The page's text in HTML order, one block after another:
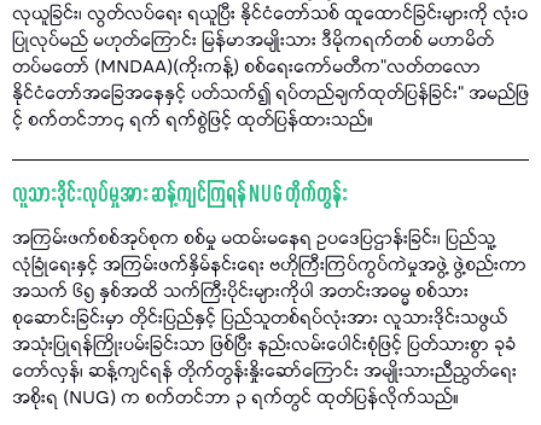
လုယူခြင်း၊ လွတ်လပ်ရေး ရယူပြီး နိုင်ငံတော်သစ် ထူထောင်ခြင်းများကို လုံးဝ
ပြုလုပ်မည် မဟုတ်ကြောင်း မြန်မာအမျိုးသား ဒီမိုကရက်တစ် မဟာမိတ်
တပ်မတော် (MNDAA)(ကိုးကန့်) စစ်ရေးကော်မတီက"လတ်တလော
နိုင်ငံတော်အခြေအနေနှင့် ပတ်သက်၍ ရပ်တည်ချက်ထုတ်ပြန်ခြင်း" အမည်ဖြ
င့် စက်တင်ဘာ၄ ရက် ရက်စွဲဖြင့် ထုတ်ပြန်ထားသည်။
လူသားဒိုင်းလုပ်မှုအား ဆန့်ကျင်ကြရန် NUG တိုက်တွန်း
အကြမ်းဖက်စစ်အုပ်စုက စစ်မှု မထမ်းမနေရ ဥပဒေပြဌာန်းခြင်း၊ ပြည်သူ့
လုံခြုံရေးနှင့် အကြမ်းဖက်နှိမ်နင်းရေး ဗဟိုကြီးကြပ်ကွပ်ကဲမှုအဖွဲ့ ဖွဲ့စည်းကာ
အသက် ၆၅ နှစ်အထိ သက်ကြီးပိုင်းများကိုပါ အတင်းအဓမ္မ စစ်သား
စုဆောင်းခြင်းမှာ တိုင်းပြည်နှင့် ပြည်သူတစ်ရပ်လုံးအား လူသားဒိုင်းသဖွယ်
အသုံးပြုရန်ကြိုးပမ်းခြင်းသာ ဖြစ်ပြီး နည်းလမ်းပေါင်းစုံဖြင့် ပြတ်သားစွာ ခုခံ
တော်လှန်၊ ဆန့်ကျင်ရန် တိုက်တွန်းနှိုးဆော်ကြောင်း အမျိုးသားညီညွတ်ရေး
အစိုးရ (NUG) က စက်တင်ဘာ ၃ ရက်တွင် ထုတ်ပြန်လိုက်သည်။